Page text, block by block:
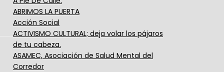
ABRIMOS LA PUERTA
Acción Social
ACTIVISMO CULTURAL; deja volar los pájaros
de tu cabeza.
ASAMEC, Asociación de Salud Mental del
Corredor